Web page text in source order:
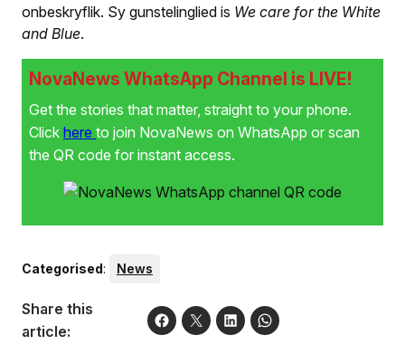
onbeskryflik. Sy gunstelinglied is We care for the White
and Blue.
NovaNews WhatsApp Channel is LIVE!
Get the stories that matter, straight to your phone.
Click here to join NovaNews on WhatsApp or scan
the QR code for instant access.
Categorised: News
Share this
article: